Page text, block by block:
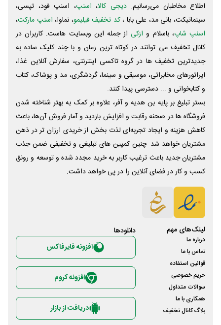
اطلاع مخاطبان می‌رسانیم. دیجی کالا، اسنپ، اسنپ فود، تپسی،
سینماتیکت، بانی مد، علی‌ بابا ،کد تخفیف فیلیمو، نماوا، اسنپ مارکت،
اسنپ شاپ، باسلام و ازکی از جمله این وبسایت ‌هاست. کاربران در
کانال تخفیف می توانند در کوتاه ترین زمان و با چند کلیک ساده به
جدیدترین تخفیف ها در گروه تاکسی اینترنتی، سفارش آنلاین غذا،
اپراتورهای مخابراتی، موسیقی و سینما، گردشگری، مد و پوشاک، کتاب
و کتابخوانی و ... دسترسی پیدا کنند.
بستر تبلیغ بر پایه بن هدیه و آفر، علاوه بر کمک به بهتر شناخته شدن
فروشگاه ها در صحنه رقابت و افزایش بازدید و آمار فروش آن‌ها، باعث
کاهش هزینه و ایجاد تجربه‌ای لذت بخش از خریدی ارزان تر در ذهن
مشتریان خواهد شد. چنین کمپین های تبلیغی و تخفیفی ضمن جذب
مشتریان جدید باعث ترغیب کاربر به خرید مجدد شده و توسعه و رونق
کسب و کار در فضای آنلاین را در پی خواهد داشت.
لینک‌های مهم
درباره ما
تماس با ما
قوانین استفاده
حریم خصوصی
سوالات متداول
همکاری با ما
بلاگ کانال تخفیف
دانلود‌ها
افزونه فایرفاکس
افزونه کروم
دریافت از بازار